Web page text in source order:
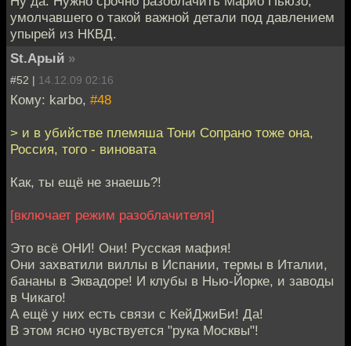
умолчавшего о такой важной детали под давлением
упырей из НКВД.
St.Арый »
#52 | 14.12.09 02:16
Кому: karbo, #48
> и в убийстве племяша Тони Сопрано тоже она,
Россия, того - виновата
Как, ты ещё не знаешь?!
[включает режим разоблачителя]
Это всё ОНИ! Они! Русская мафия!
Они захватили виллы в Испании, термы в Италии,
бананы в Эквадоре! И клубы в Нью-Йорке, и заводы
в Чикаго!
А ещё у них есть связи с КейДжиБи! Да!
В этом ясно чувствуется "рука Москвы"!